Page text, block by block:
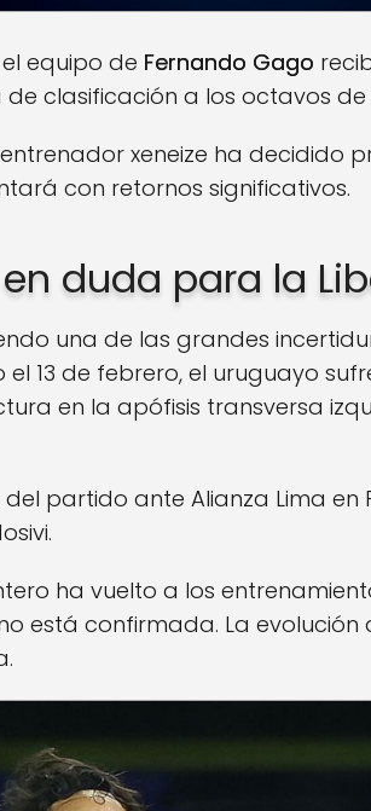
el equipo de Fernando Gago
clasificación a los octavos de
xeneize ha decidido
con retornos significativos.
duda para la
una de las grandes
13 de febrero, el uruguayo
en la apófisis transversa
partido ante Alianza Lima en
ha vuelto a los
está confirmada. La evolución